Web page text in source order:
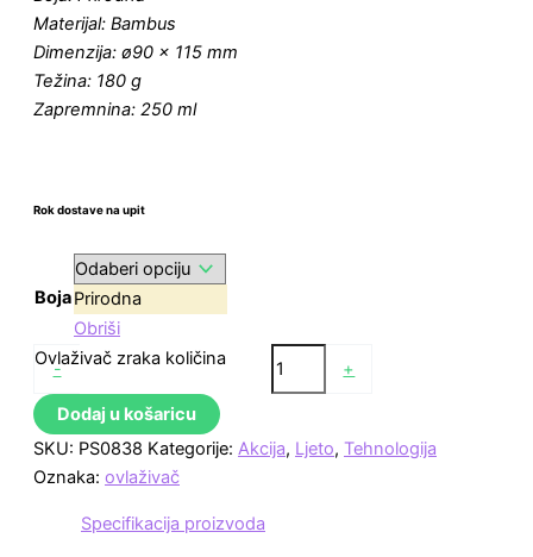
Materijal: Bambus
Dimenzija: ø90 × 115 mm
Težina: 180 g
Zapremnina: 250 ml
Rok dostave na upit
BojaPrirodna
Obriši
-
Ovlaživač zraka količina +
Dodaj u košaricu
SKU: PS0838 Kategorije: Akcija, Ljeto, Tehnologija
Oznaka: ovlaživač
Specifikacija proizvoda